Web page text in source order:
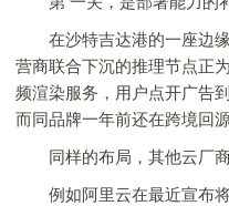
在沙特吉达港的一座边缘
营商联合下沉的推理节点正
频渲染服务，用户点开广告
而同品牌一年前还在跨境回
同样的布局，其他云厂商
例如阿里云在最近宣布将